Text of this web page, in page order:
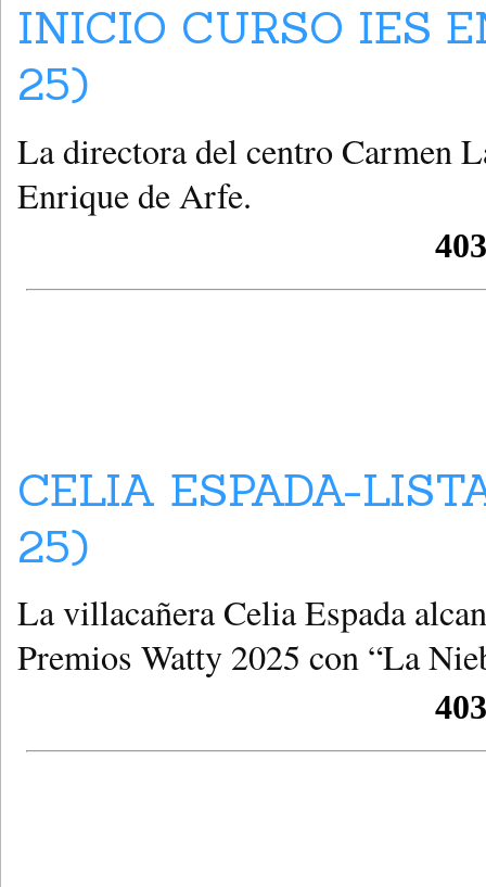
INICIO CURSO IES
25)
La directora del centro Carmen
Enrique de Arfe.
CELIA ESPADA-
25)
La villacañera Celia Espada
Premios Watty 2025 con “La